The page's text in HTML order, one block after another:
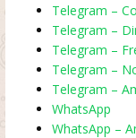
Telegram –
Telegram –
Telegram –
Telegram –
Telegram –
WhatsApp
WhatsApp –